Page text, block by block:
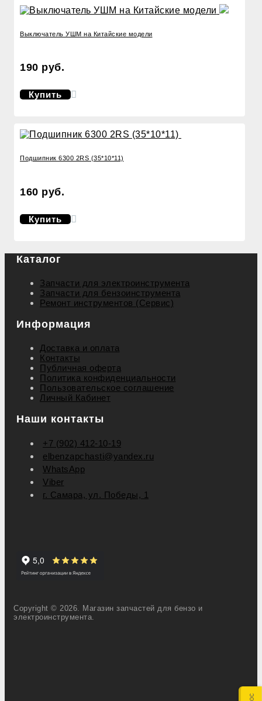
Выключатель УШМ на Китайские модели
190 руб.
Купить
Подшипник 6300 2RS (35*10*11)
160 руб.
Купить
Каталог
Запчасти для электроинструмента
Запчасти для бензоинструмента
Ремонт инструментов (Сервис)
Информация
Доставка и оплата
Контакты
Публичная оферта
Политика конфиденциальности
Пользовательское соглашение
Личный Кабинет
Наши контакты
+7 (902) 412-10-19
elbenzapchasti@yandex.ru
WhatsApp
Viber
г. Самара, ул. Победы, 1
Copyright © 2026. Магазин запчастей для бензо и
электроинструмента.